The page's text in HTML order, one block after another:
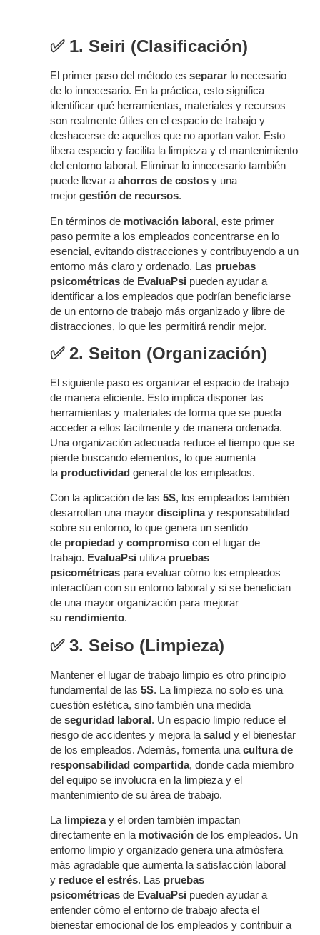
✅ 1. Seiri (Clasificación)
El primer paso del método es separar lo necesario
de lo innecesario. En la práctica, esto significa
identificar qué herramientas, materiales y recursos
son realmente útiles en el espacio de trabajo y
deshacerse de aquellos que no aportan valor. Esto
libera espacio y facilita la limpieza y el mantenimiento
del entorno laboral. Eliminar lo innecesario también
puede llevar a ahorros de costos y una
mejor gestión de recursos.
En términos de motivación laboral, este primer
paso permite a los empleados concentrarse en lo
esencial, evitando distracciones y contribuyendo a un
entorno más claro y ordenado. Las pruebas
psicométricas de EvaluaPsi pueden ayudar a
identificar a los empleados que podrían beneficiarse
de un entorno de trabajo más organizado y libre de
distracciones, lo que les permitirá rendir mejor.
✅ 2. Seiton (Organización)
El siguiente paso es organizar el espacio de trabajo
de manera eficiente. Esto implica disponer las
herramientas y materiales de forma que se pueda
acceder a ellos fácilmente y de manera ordenada.
Una organización adecuada reduce el tiempo que se
pierde buscando elementos, lo que aumenta
la productividad general de los empleados.
Con la aplicación de las 5S, los empleados también
desarrollan una mayor disciplinay responsabilidad
sobre su entorno, lo que genera un sentido
de propiedad y compromiso con el lugar de
trabajo. EvaluaPsi utiliza pruebas
psicométricas para evaluar cómo los empleados
interactúan con su entorno laboral y si se benefician
de una mayor organización para mejorar
su rendimiento.
✅ 3. Seiso (Limpieza)
Mantener el lugar de trabajo limpio es otro principio
fundamental de las 5S. La limpieza no solo es una
cuestión estética, sino también una medida
de seguridad laboral. Un espacio limpio reduce el
riesgo de accidentes y mejora la salud y el bienestar
de los empleados. Además, fomenta una cultura de
responsabilidad compartida, donde cada miembro
del equipo se involucra en la limpieza y el
mantenimiento de su área de trabajo.
La limpiezay el orden también impactan
directamente en la motivación de los empleados. Un
entorno limpio y organizado genera una atmósfera
más agradable que aumenta la satisfacción laboral
y reduce el estrés. Las pruebas
psicométricas de EvaluaPsi pueden ayudar a
entender cómo el entorno de trabajo afecta el
bienestar emocional de los empleados y contribuir a